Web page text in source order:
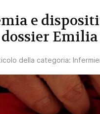
e
della categoria: